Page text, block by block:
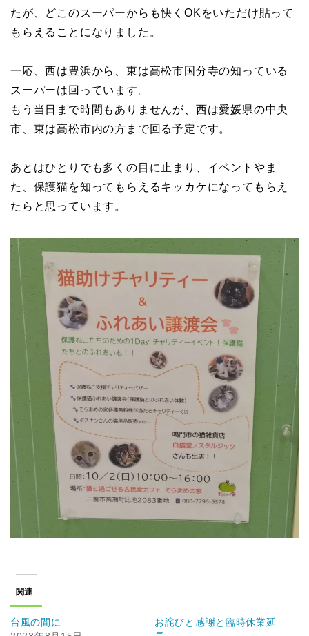
たが、どこのスーパーからも快くOKをいただけ貼って
もらえることになりました。
一応、西は豊浜から、東は高松市国分寺の知っている
スーパーは回っています。
もう当日まで時間もありませんが、西は愛媛県の中央
市、東は高松市内の方まで回る予定です。
あとはひとりでも多くの目に止まり、イベントやま
た、保護猫を知ってもらえるキッカケになってもらえ
たらと思っています。
関連
台風の間に
お詫びと感謝と臨時休業延